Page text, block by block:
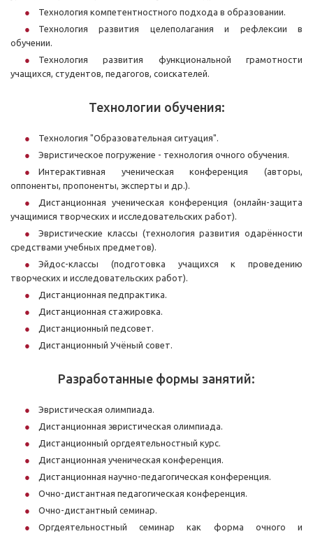
Технология компетентностного подхода в образовании.
Технология развития целеполагания и рефлексии в
обучении.
Технология развития функциональной грамотности
учащихся, студентов, педагогов, соискателей.
Технологии обучения:
Технология "Образовательная ситуация".
Эвристическое погружение - технология очного обучения.
Интерактивная ученическая конференция (авторы,
оппоненты, пропоненты, эксперты и др.).
Дистанционная ученическая конференция (онлайн-защита
учащимися творческих и исследовательских работ).
Эвристические классы (технология развития одарённости
средствами учебных предметов).
Эйдос-классы (подготовка учащихся к проведению
творческих и исследовательских работ).
Дистанционная педпрактика.
Дистанционная стажировка.
Дистанционный педсовет.
Дистанционный Учёный совет.
Разработанные формы занятий:
Эвристическая олимпиада.
Дистанционная эвристическая олимпиада.
Дистанционный оргдеятельностный курс.
Дистанционная ученическая конференция.
Дистанционная научно-педагогическая конференция.
Очно-дистантная педагогическая конференция.
Очно-дистантный семинар.
Оргдеятельностный семинар как форма очного и